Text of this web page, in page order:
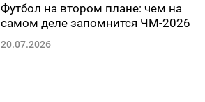
Футбол на втором плане: чем на
самом деле запомнится ЧМ-2026
20.07.2026